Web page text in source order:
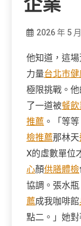
2026 年 5
他知道，這
力量台北巿
極限挑戰。
了一道被餐
推薦 。「等
檢推薦那林天
X的虛數單位
心顏供膳體檢
協調。張水
薦成我咖啡館
點二。」她